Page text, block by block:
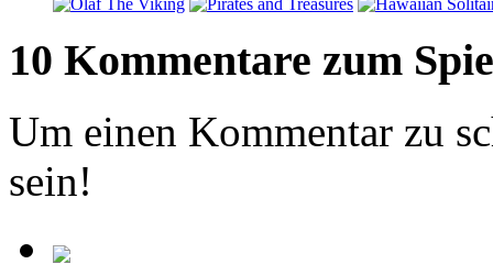
10 Kommentare zum
Um einen Kommentar zu
sein!